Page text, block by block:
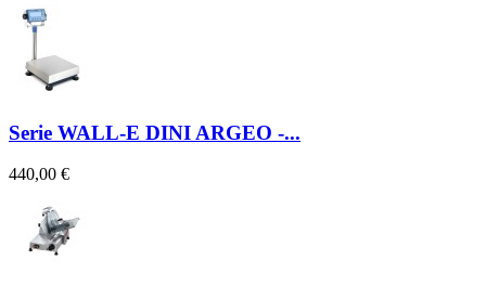
Serie WALL-E DINI ARGEO -...
440,00 €